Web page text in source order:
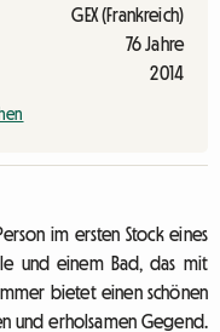
GEX (Frankreich)
76 Jahre
2014
im ersten Stock eines
und einem Bad, das mit
bietet einen schönen
und erholsamen Gegend.